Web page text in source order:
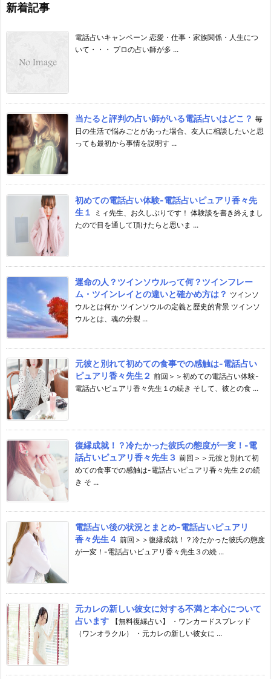
新着記事
電話占いキャンペーン 恋愛・仕事・家族関係・人生につ
いて・・・ プロの占い師が多 ...
当たると評判の占い師がいる電話占いはどこ？ 毎
日の生活で悩みごとがあった場合、友人に相談したいと思
っても最初から事情を説明す ...
初めての電話占い体験-電話占いピュアリ香々先
生１
ミィ先生、お久しぶりです！ 体験談を書き終えまし
たので目を通して頂けたらと思いま ...
運命の人？ツインソウルって何？ツインフレー
ム・ツインレイとの違いと確かめ方は？ ツインソ
ウルとは何か ツインソウルの定義と歴史的背景 ツインソ
ウルとは、魂の分裂 ...
元彼と別れて初めての食事での感触は-電話占い
ピュアリ香々先生２ 前回＞＞初めての電話占い体験-
電話占いピュアリ香々先生１の続き そして、彼との食 ...
復縁成就！？冷たかった彼氏の態度が一変！-電
話占いピュアリ香々先生３ 前回＞＞元彼と別れて初
めての食事での感触は-電話占いピュアリ香々先生２の続
き そ ...
電話占い後の状況とまとめ-電話占いピュアリ
香々先生４ 前回＞＞復縁成就！？冷たかった彼氏の態度
が一変！-電話占いピュアリ香々先生３の続 ...
元カレの新しい彼女に対する不満と本心について
占います
【無料復縁占い】 ・ワンカードスプレッド
（ワンオラクル） ・元カレの新しい彼女に ...